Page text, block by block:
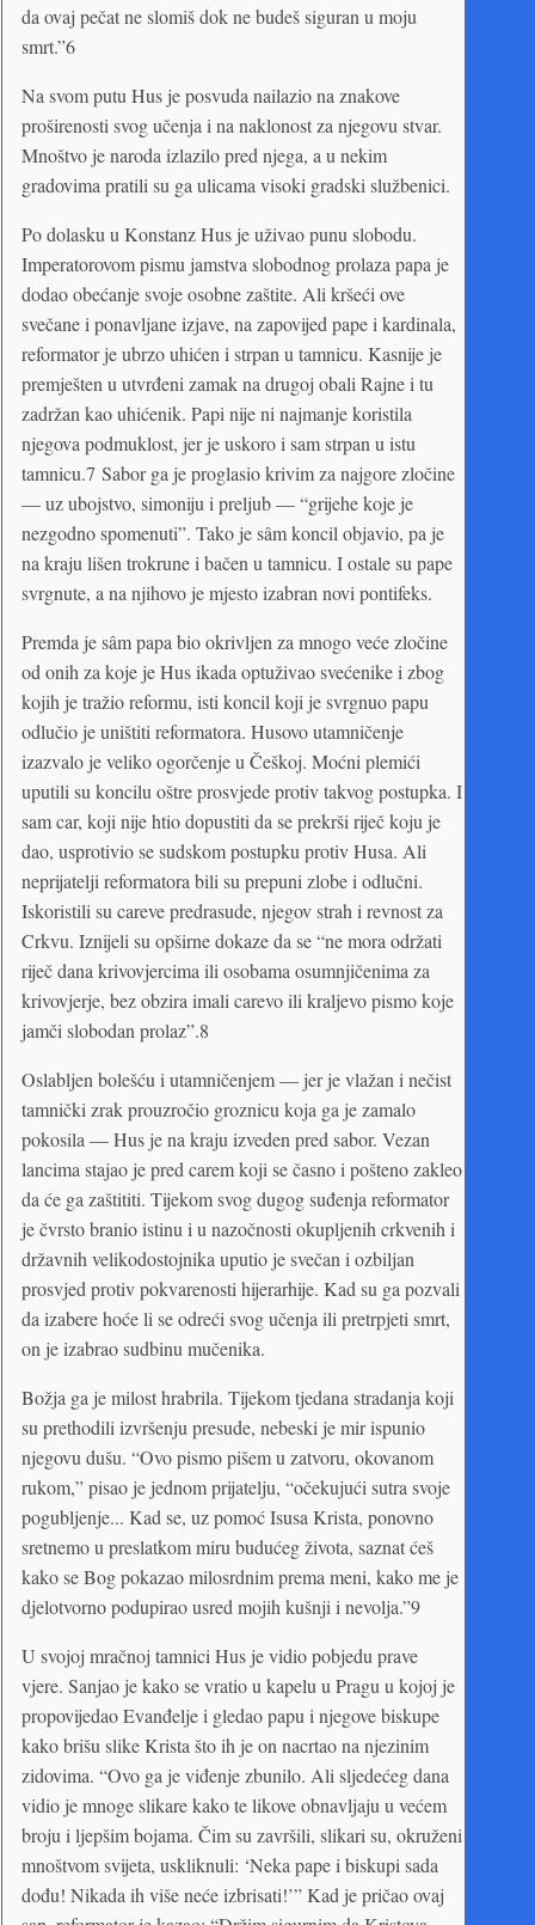
da ovaj pečat ne slomiš dok ne budeš siguran u moju
smrt.”6
Na svom putu Hus je posvuda nailazio na znakove
proširenosti svog učenja i na naklonost za njegovu stvar.
Mnoštvo je naroda izlazilo pred njega, a u nekim
gradovima pratili su ga ulicama visoki gradski službenici.
Po dolasku u Konstanz Hus je uživao punu slobodu.
Imperatorovom pismu jamstva slobodnog prolaza papa je
dodao obećanje svoje osobne zaštite. Ali kršeći ove
svečane i ponavljane izjave, na zapovijed pape i kardinala,
reformator je ubrzo uhićen i strpan u tamnicu. Kasnije je
premješten u utvrđeni zamak na drugoj obali Rajne i tu
zadržan kao uhićenik. Papi nije ni najmanje koristila
njegova podmuklost, jer je uskoro i sam strpan u istu
tamnicu.7 Sabor ga je proglasio krivim za najgore zločine
— uz ubojstvo, simoniju i preljub — “grijehe koje je
nezgodno spomenuti”. Tako je sâm koncil objavio, pa je
na kraju lišen trokrune i bačen u tamnicu. I ostale su pape
svrgnute, a na njihovo je mjesto izabran novi pontifeks.
Premda je sâm papa bio okrivljen za mnogo veće zločine
od onih za koje je Hus ikada optuživao svećenike i zbog
kojih je tražio reformu, isti koncil koji je svrgnuo papu
odlučio je uništiti reformatora. Husovo utamničenje
izazvalo je veliko ogorčenje u Češkoj. Moćni plemići
uputili su koncilu oštre prosvjede protiv takvog postupka. I
sam car, koji nije htio dopustiti da se prekrši riječ koju je
dao, usprotivio se sudskom postupku protiv Husa. Ali
neprijatelji reformatora bili su prepuni zlobe i odlučni.
Iskoristili su careve predrasude, njegov strah i revnost za
Crkvu. Iznijeli su opširne dokaze da se “ne mora održati
riječ dana krivovjercima ili osobama osumnjičenima za
krivovjerje, bez obzira imali carevo ili kraljevo pismo koje
jamči slobodan prolaz”.8
Oslabljen bolešću i utamničenjem — jer je vlažan i nečist
tamnički zrak prouzročio groznicu koja ga je zamalo
pokosila — Hus je na kraju izveden pred sabor. Vezan
lancima stajao je pred carem koji se časno i pošteno zakleo
da će ga zaštititi. Tijekom svog dugog suđenja reformator
je čvrsto branio istinu i u nazočnosti okupljenih crkvenih i
državnih velikodostojnika uputio je svečan i ozbiljan
prosvjed protiv pokvarenosti hijerarhije. Kad su ga pozvali
da izabere hoće li se odreći svog učenja ili pretrpjeti smrt,
on je izabrao sudbinu mučenika.
Božja ga je milost hrabrila. Tijekom tjedana stradanja koji
su prethodili izvršenju presude, nebeski je mir ispunio
njegovu dušu. “Ovo pismo pišem u zatvoru, okovanom
rukom,” pisao je jednom prijatelju, “očekujući sutra svoje
pogubljenje... Kad se, uz pomoć Isusa Krista, ponovno
sretnemo u preslatkom miru budućeg života, saznat ćeš
kako se Bog pokazao milosrdnim prema meni, kako me je
djelotvorno podupirao usred mojih kušnji i nevolja.”9
U svojoj mračnoj tamnici Hus je vidio pobjedu prave
vjere. Sanjao je kako se vratio u kapelu u Pragu u kojoj je
propovijedao Evanđelje i gledao papu i njegove biskupe
kako brišu slike Krista što ih je on nacrtao na njezinim
zidovima. “Ovo ga je viđenje zbunilo. Ali sljedećeg dana
vidio je mnoge slikare kako te likove obnavljaju u većem
broju i ljepšim bojama. Čim su završili, slikari su, okruženi
mnoštvom svijeta, uskliknuli: ‘Neka pape i biskupi sada
dođu! Nikada ih više neće izbrisati!’” Kad je pričao ovaj